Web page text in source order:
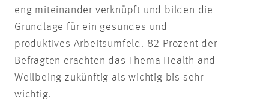
eng miteinander verknüpft und bilden die
Grundlage für ein gesundes und
produktives Arbeitsumfeld. 82 Prozent der
Befragten erachten das Thema Health and
Wellbeing zukünftig als wichtig bis sehr
wichtig.